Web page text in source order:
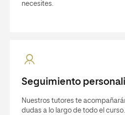
necesites.
Seguimiento
Nuestros tutores te
dudas a lo largo de todo el curso.